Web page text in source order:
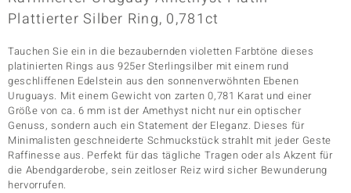
Plattierter Silber Ring, 0,781ct
Tauchen Sie ein in die bezaubernden violetten Farbtöne dieses
platinierten Rings aus 925er Sterlingsilber mit einem rund
geschliffenen Edelstein aus den sonnenverwöhnten Ebenen
Uruguays. Mit einem Gewicht von zarten 0,781 Karat und einer
Größe von ca. 6 mm ist der Amethyst nicht nur ein optischer
Genuss, sondern auch ein Statement der Eleganz. Dieses für
Minimalisten geschneiderte Schmuckstück strahlt mit jeder Geste
Raffinesse aus. Perfekt für das tägliche Tragen oder als Akzent für
die Abendgarderobe, sein zeitloser Reiz wird sicher Bewunderung
hervorrufen.